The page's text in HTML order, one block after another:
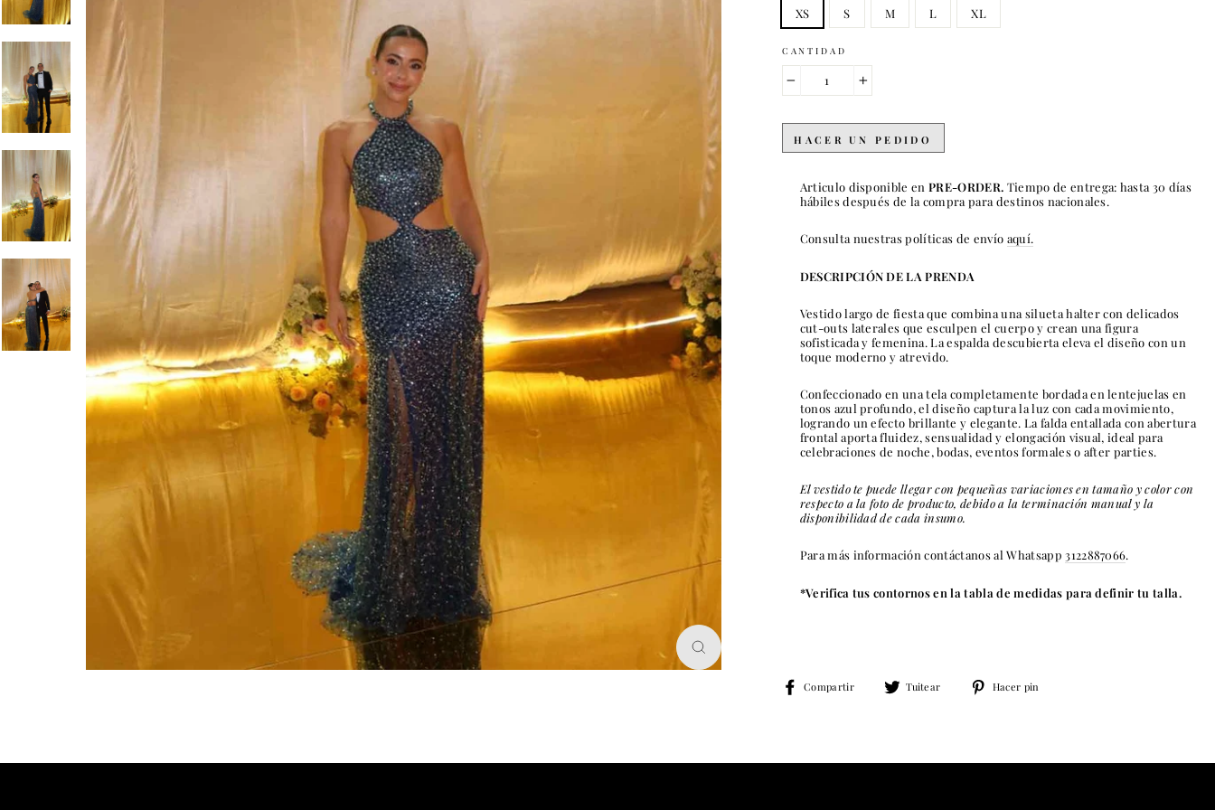
CERRAR
(ESC)
XS S M L XL
CANTIDAD
HACER UN PEDIDO
Articulo disponible en PRE-ORDER. Tiempo de entrega: hasta 30 días
hábiles después de la compra para destinos nacionales.
Consulta nuestras políticas de envío aquí.
DESCRIPCIÓN DE LA PRENDA
Vestido largo de fiesta que combina una silueta halter con delicados
cut-outs laterales que esculpen el cuerpo y crean una figura
sofisticada y femenina. La espalda descubierta eleva el diseño con un
toque moderno y atrevido.
Confeccionado en una tela completamente bordada en lentejuelas en
tonos azul profundo, el diseño captura la luz con cada movimiento,
logrando un efecto brillante y elegante. La falda entallada con abertura
frontal aporta fluidez, sensualidad y elongación visual, ideal para
celebraciones de noche, bodas, eventos formales o after parties.
El vestido te puede llegar con pequeñas variaciones en tamaño y color con
respecto a la foto de producto, debido a la terminación manual y la
disponibilidad de cada insumo.
Para más información contáctanos al Whatsapp3122887066.
*Verifica tus contornos en la tabla de medidas para definir tu talla.
Compartir
Compartir
Tuitear
TuitearHacer pin